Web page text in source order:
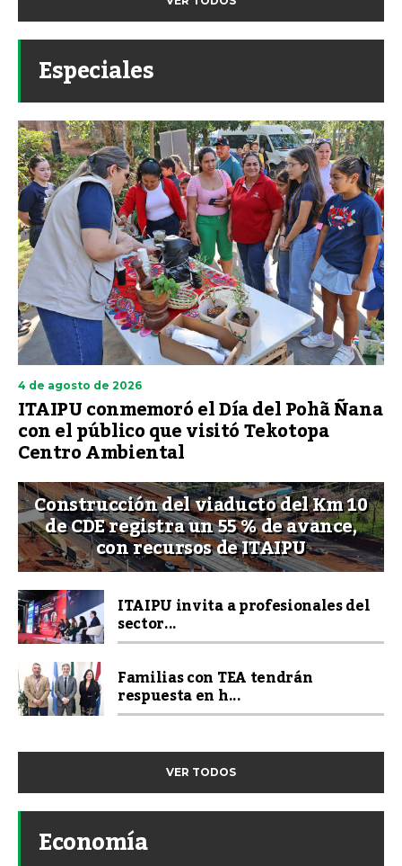
Especiales
4 de agosto de 2026
ITAIPU conmemoró el Día del Pohã Ñana
con el público que visitó Tekotopa
Centro Ambiental
Construcción del viaducto del Km 10
de CDE registra un 55 % de avance,
con recursos de ITAIPU
ITAIPU invita a profesionales del
sector...
Familias con TEA tendrán
respuesta en h...
VER TODOS
Economía